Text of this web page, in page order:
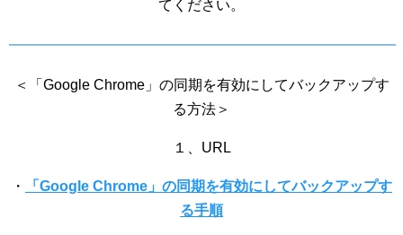
てください。
＜「Google Chrome」の同期を有効にしてバックアップす
る方法＞
１、URL
・
「Google Chrome」の同期を有効にしてバックアップす
る手順